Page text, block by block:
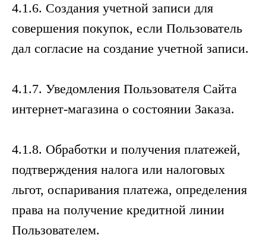
4.1.6. Создания учетной записи для
совершения покупок, если Пользователь
дал согласие на создание учетной записи.
4.1.7. Уведомления Пользователя Сайта
интернет-магазина о состоянии Заказа.
4.1.8. Обработки и получения платежей,
подтверждения налога или налоговых
льгот, оспаривания платежа, определения
права на получение кредитной линии
Пользователем.